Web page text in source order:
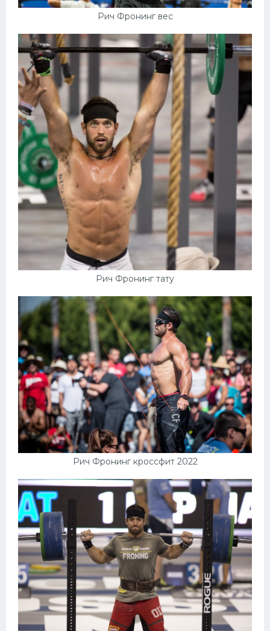
Рич Фронинг вес
Рич Фронинг тату
Рич Фронинг кроссфит 2022